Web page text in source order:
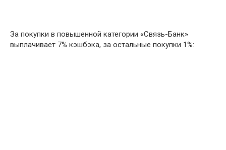
За покупки в повышенной категории «Связь-Банк»
выплачивает 7% кэшбэка, за остальные покупки 1%: